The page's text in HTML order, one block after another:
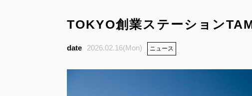
TOKYO創業ステーション
2026.02.16(Mon) ニュース